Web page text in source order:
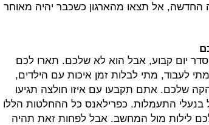
החדשה, אל תצאו מהארגון כשכבר יהיה מאוחר
יום קבוע, אבל הוא לא שלכם. תארו לכם
לעבוד, מתי לבלות זמן איכות עם הילדים,
שלכם. אתם תקבעו עם איזו חולצה תגיעו
התעמלות. כפרילאנס כל ההחלטות הללו
לכם לילות מול המחשב. אבל לפחות זאת תהיה